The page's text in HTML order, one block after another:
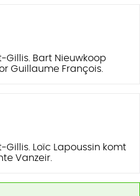
Gillis. Bart Nieuwkoop
Guillaume François.
Gillis. Loïc Lapoussin komt
Vanzeir.